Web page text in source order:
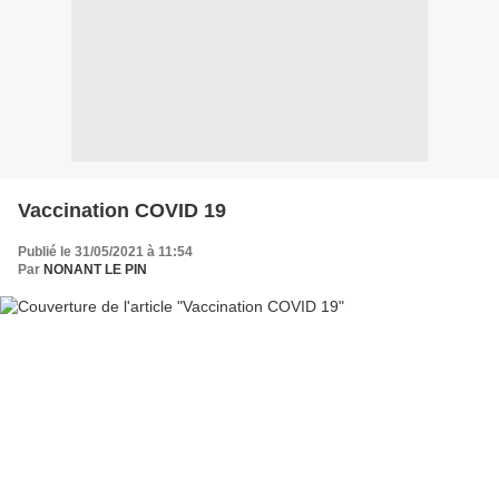
Vaccination COVID 19
Publié le 31/05/2021 à 11:54
Par NONANT LE PIN